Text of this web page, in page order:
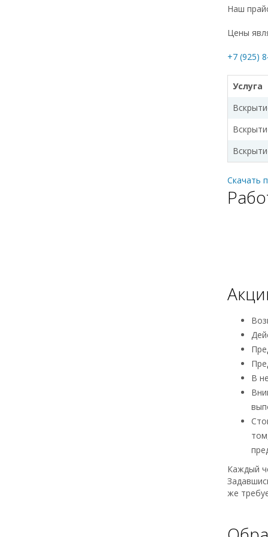
Наш
Цены
+7 (925)
Услуга
Скачать
В
Каждый
же